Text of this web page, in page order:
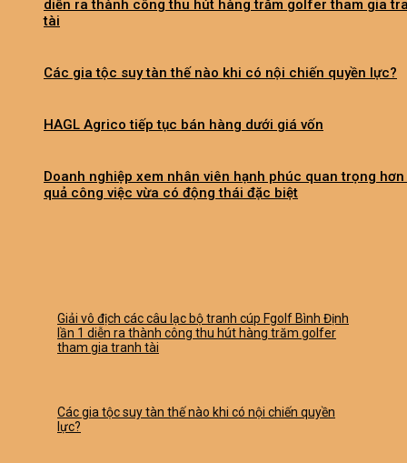
diễn ra thành công thu hút hàng trăm golfer tham gia
tài
Các gia tộc suy tàn thế nào khi có nội chiến quyền lực?
HAGL Agrico tiếp tục bán hàng dưới giá vốn
Doanh nghiệp xem nhân viên hạnh phúc quan trọng
quả công việc vừa có động thái đặc biệt
Giải vô địch các câu lạc bộ tranh cúp Fgolf Bình Định
lần 1 diễn ra thành công thu hút hàng trăm golfer
tham gia tranh tài
Các gia tộc suy tàn thế nào khi có nội chiến quyền
lực?